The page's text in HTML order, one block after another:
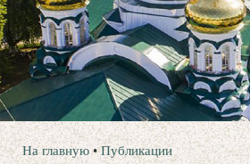
На главную •Публикации